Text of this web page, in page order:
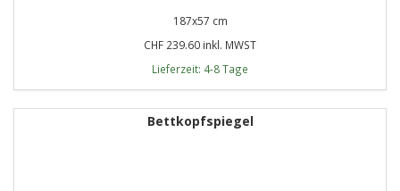
187x57 cm
CHF 239.60 inkl. MWST
Lieferzeit: 4-8 Tage
Bettkopfspiegel